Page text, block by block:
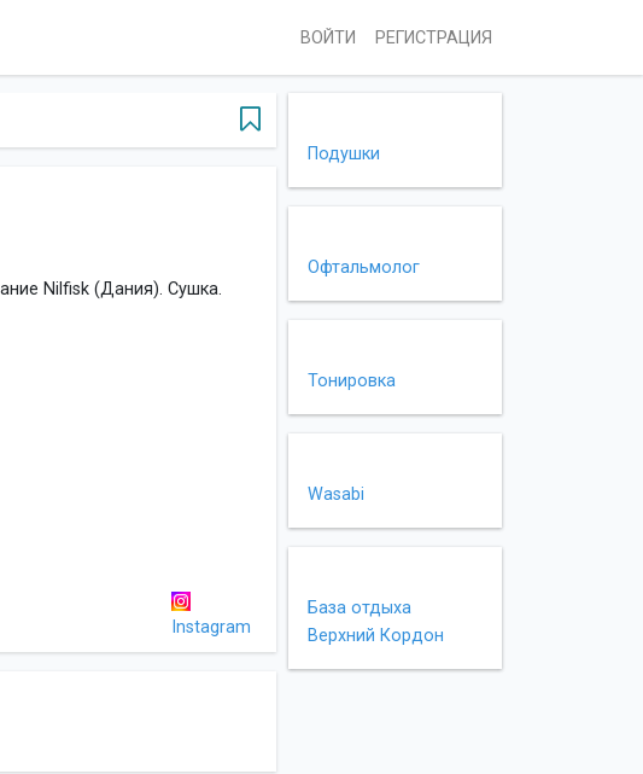
ВОЙТИ РЕГИСТРАЦИЯ
Nilfisk (Дания). Сушка.
Instagram
Подушки
Офтальмолог
Тонировка
Wasabi
База отдыха
Верхний Кордон